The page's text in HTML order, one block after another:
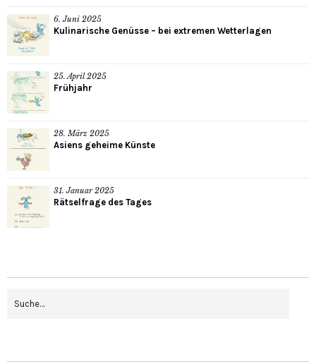
6. Juni 2025
Kulinarische Genüsse – bei extremen Wetterlagen
25. April 2025
Frühjahr
28. März 2025
Asiens geheime Künste
31. Januar 2025
Rätselfrage des Tages